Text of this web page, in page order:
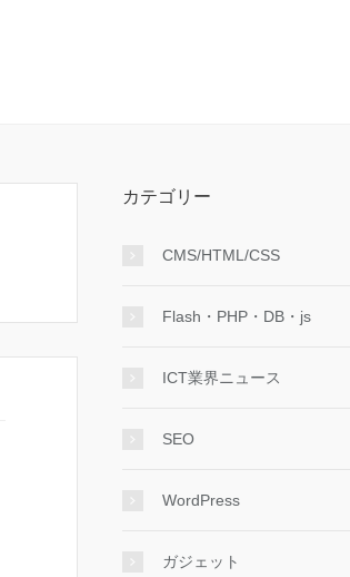
カテゴリー
CMS/HTML/CSS
Flash・PHP・DB・js
ICT業界ニュース
SEO
WordPress
ガジェット